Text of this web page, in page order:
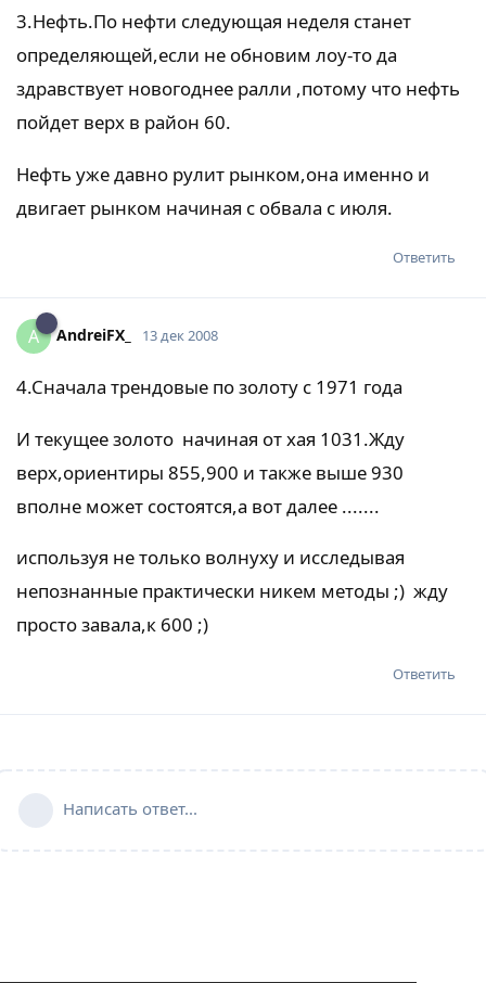
3.Нефть.По нефти следующая неделя станет
определяющей,если не обновим лоу-то да
здравствует новогоднее ралли ,потому что нефть
пойдет верх в район 60.
Нефть уже давно рулит рынком,она именно и
двигает рынком начиная с обвала с июля.
Ответить
A AndreiFX_ 13 дек 2008
4.Сначала трендовые по золоту с 1971 года
И текущее золото начиная от хая 1031.Жду
верх,ориентиры 855,900 и также выше 930
вполне может состоятся,а вот далее .......
используя не только волнуху и исследывая
непознанные практически никем методы ;) жду
просто завала,к 600 ;)
Ответить
Написать ответ...